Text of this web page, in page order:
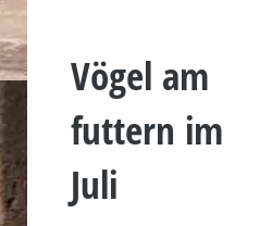
Vögel am
futtern im
Juli